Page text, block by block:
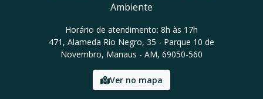
Ambiente
Horário de atendimento: 8h às 17h
471, Alameda Rio Negro, 35 - Parque 10 de
Novembro, Manaus - AM, 69050-560
Ver no mapa